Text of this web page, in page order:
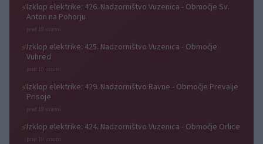
⚡Izklop elektrike: 426. Nadzorništvo Vuzenica - Območje Sv.
Anton na Pohorju
pred 10 urami
⚡Izklop elektrike: 425. Nadzorništvo Vuzenica - Območje
Vuhred
pred 10 urami
⚡Izklop elektrike: 429. Nadzorništvo Ravne - Območje Prevalje
Prisoje
pred 10 urami
⚡Izklop elektrike: 424. Nadzorništvo Vuzenica - Območje Orlice
pred 10 urami